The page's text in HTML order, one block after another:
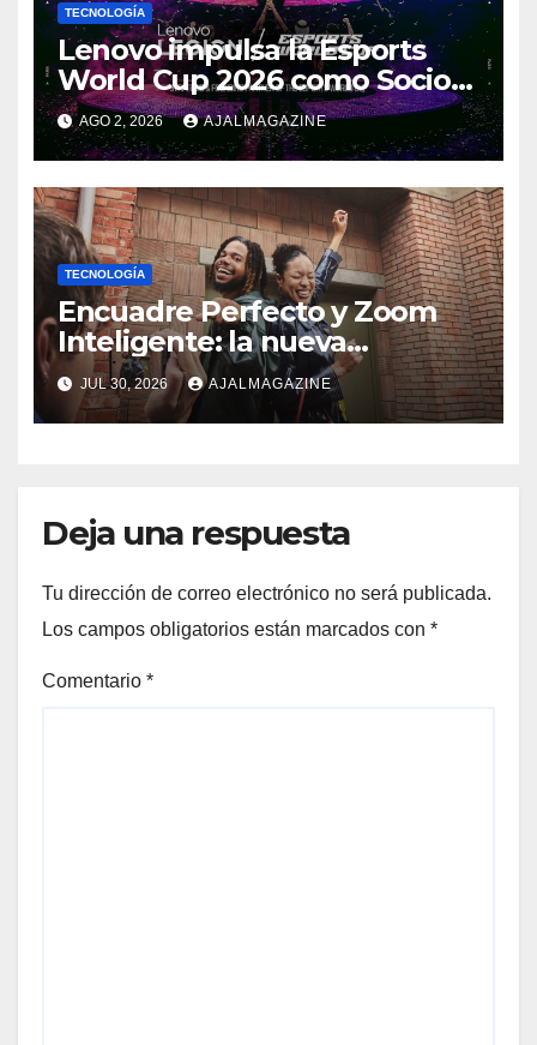
TECNOLOGÍA
Lenovo impulsa la Esports
World Cup 2026 como Socio
Fundador
AGO 2, 2026 AJALMAGAZINE
TECNOLOGÍA
Encuadre Perfecto y Zoom
Inteligente: la nueva
generación de fotografía
móvil
JUL 30, 2026 AJALMAGAZINE
Deja una respuesta
Tu dirección de correo electrónico no será publicada.
Los campos obligatorios están marcados con *
Comentario *